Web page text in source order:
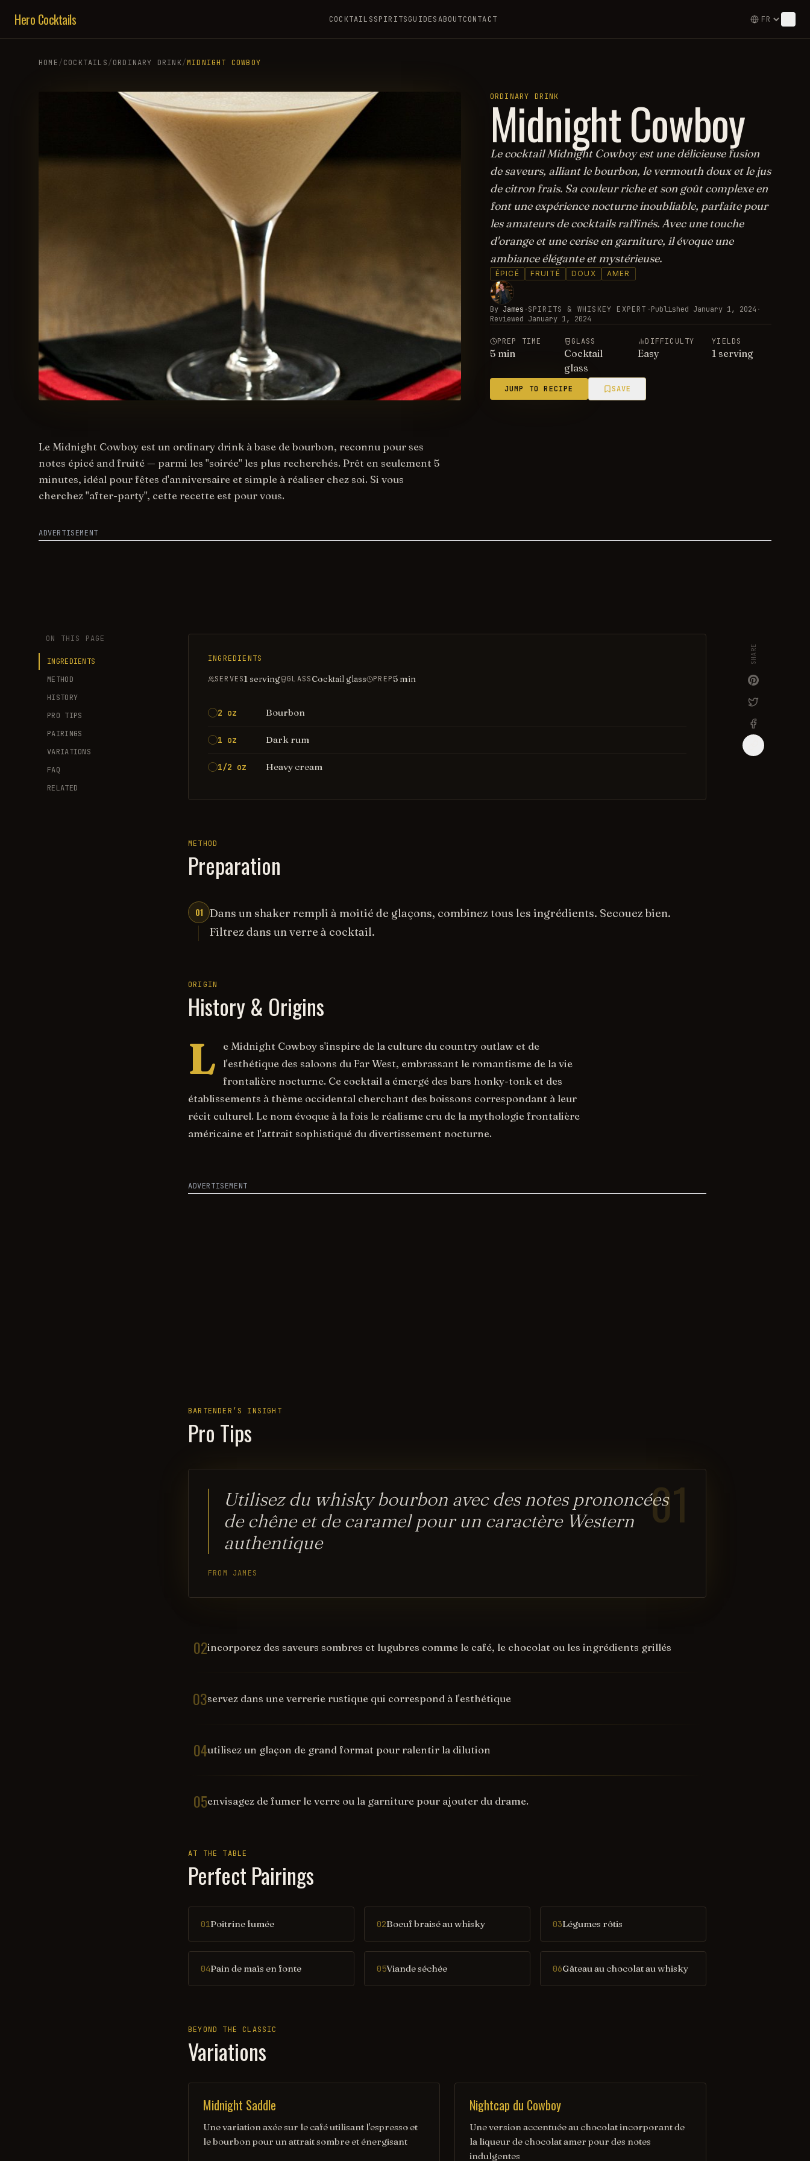
Hero Cocktails COCKTAILSSPIRITSGUIDESABOUTCONTACT
HOME/COCKTAILS/ORDINARY DRINK/MIDNIGHT COWBOY
ORDINARY DRINK
Midnight Cowboy
Le cocktail Midnight Cowboy est une délicieuse fusion
de saveurs, alliant le bourbon, le vermouth doux et le jus
de citron frais. Sa couleur riche et son goût complexe en
font une expérience nocturne inoubliable, parfaite pour
les amateurs de cocktails raffinés. Avec une touche
d'orange et une cerise en garniture, il évoque une
ambiance élégante et mystérieuse.
ÉPICÉ FRUITÉ DOUX AMER
By James ·SPIRITS & WHISKEY EXPERT ·Published January 1, 2024 ·
Reviewed January 1, 2024
PREP TIME
5min
GLASS
Cocktail
glass
DIFFICULTY
Easy
YIELDS
1 serving
JUMP TO RECIPE SAVE
Le Midnight Cowboy est un ordinary drink à base de bourbon, reconnu pour ses
notes épicé and fruité — parmi les "soirée" les plus recherchés. Prêt en seulement 5
minutes, idéal pour fêtes d'anniversaire et simple à réaliser chez soi. Si vous
cherchez "after-party", cette recette est pour vous.
ADVERTISEMENT
ON THIS PAGE
INGREDIENTS
METHOD
HISTORY
PRO TIPS
PAIRINGS
VARIATIONS
FAQ
RELATED
INGREDIENTS
SERVES1 serving GLASSCocktail glass PREP5 min
2 oz Bourbon
1 oz Dark rum
1/2 oz Heavy cream
METHOD
Preparation
01 Dans un shaker rempli à moitié de glaçons, combinez tous les ingrédients. Secouez bien.
Filtrez dans un verre à cocktail.
ORIGIN
History & Origins
L
e Midnight Cowboy s'inspire de la culture du country outlaw et de
l'esthétique des saloons du Far West, embrassant le romantisme de la vie
frontalière nocturne. Ce cocktail a émergé des bars honky-tonk et des
établissements à thème occidental cherchant des boissons correspondant à leur
récit culturel. Le nom évoque à la fois le réalisme cru de la mythologie frontalière
américaine et l'attrait sophistiqué du divertissement nocturne.
ADVERTISEMENT
BARTENDER’S INSIGHT
Pro Tips
01
Utilisez du whisky bourbon avec des notes prononcées
de chêne et de caramel pour un caractère Western
authentique
FROM JAMES
02incorporez des saveurs sombres et lugubres comme le café, le chocolat ou les ingrédients grillés
03servez dans une verrerie rustique qui correspond à l'esthétique
04utilisez un glaçon de grand format pour ralentir la dilution
05envisagez de fumer le verre ou la garniture pour ajouter du drame.
AT THE TABLE
Perfect Pairings
01Poitrine fumée 02Boeuf braisé au whisky 03Légumes rôtis
04Pain de maïs en fonte 05Viande séchée 06Gâteau au chocolat au whisky
BEYOND THE CLASSIC
Variations
Midnight Saddle
Une variation axée sur le café utilisant l'espresso et
le bourbon pour un attrait sombre et énergisant
Nightcap du Cowboy
Une version accentuée au chocolat incorporant de
la liqueur de chocolat amer pour des notes
indulgentes
SHARE